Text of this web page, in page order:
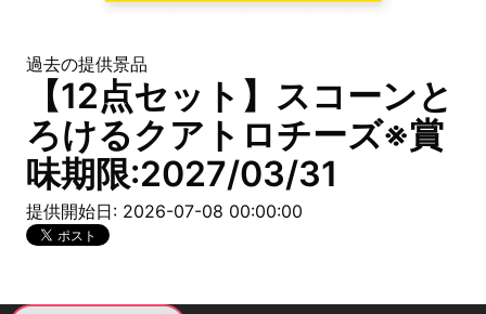
過去の提供景品
【12点セット】スコーンと
ろけるクアトロチーズ※賞
味期限:2027/03/31
提供開始日: 2026-07-08 00:00:00